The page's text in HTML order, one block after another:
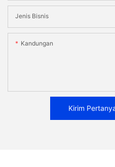
Jenis Bisnis
Kandungan
Kirim